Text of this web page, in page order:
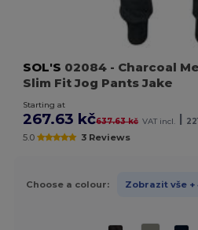
SOL'S 02084 - Charcoal
Slim Fit Jog Pants Jake
Starting at
267.63 kč637.63 kč VAT incl. |
5.0 3 Reviews
Choose a colour: Zobrazit vše +